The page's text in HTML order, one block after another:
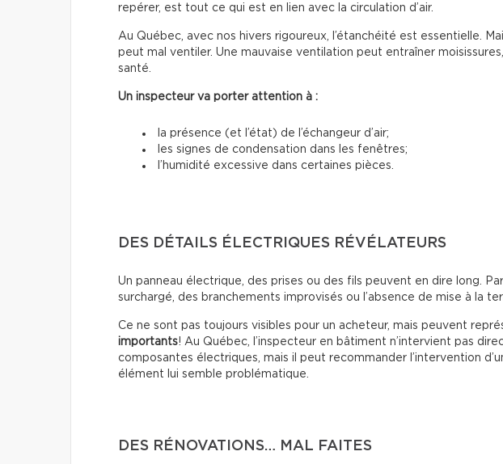
repérer, est tout ce qui est en lien avec la circulation d’air.
Au Québec, avec nos hivers rigoureux, l’étanchéité est essentielle.
peut mal ventiler. Une mauvaise ventilation peut entraîner
santé.
Un inspecteur va porter attention à :
la présence (et l’état) de l’échangeur d’air;
les signes de condensation dans les fenêtres;
l’humidité excessive dans certaines pièces.
DES DÉTAILS ÉLECTRIQUES RÉVÉLATEURS
Un panneau électrique, des prises ou des fils peuvent en dire long.
surchargé, des branchements improvisés ou l’absence de mise à la
Ce ne sont pas toujours visibles pour un acheteur, mais peuvent
importants! Au Québec, l’inspecteur en bâtiment n’intervient pas
composantes électriques, mais il peut recommander l’intervention
élément lui semble problématique.
DES RÉNOVATIONS… MAL FAITES